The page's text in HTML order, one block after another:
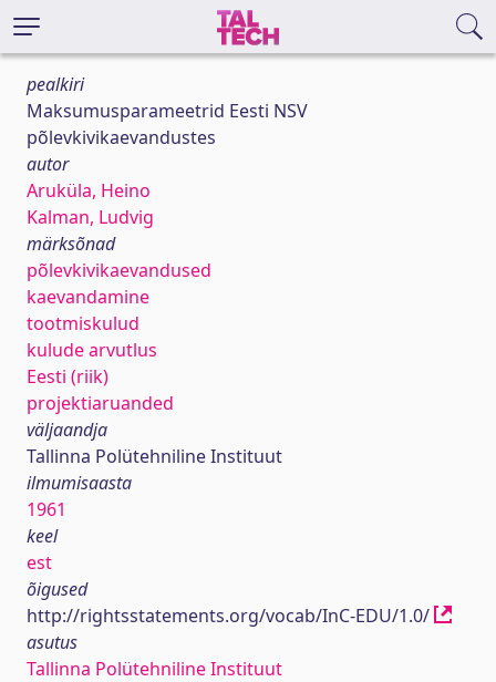
pealkiri
Maksumusparameetrid Eesti NSV
põlevkivikaevandustes
autor
Aruküla, Heino
Kalman, Ludvig
märksõnad
põlevkivikaevandused
kaevandamine
tootmiskulud
kulude arvutlus
Eesti (riik)
projektiaruanded
väljaandja
Tallinna Polütehniline Instituut
ilmumisaasta
1961
keel
est
õigused
http://rightsstatements.org/vocab/InC-EDU/1.0/
asutus
Tallinna Polütehniline Instituut